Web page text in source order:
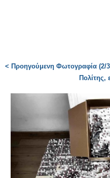
< Προηγούμενη Φωτογραφία (2/
Πολίτης,